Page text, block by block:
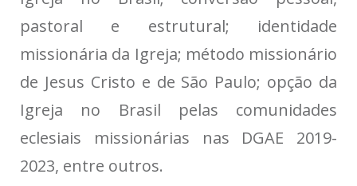
pastoral e estrutural; identidade
missionária da Igreja; método missionário
de Jesus Cristo e de São Paulo; opção da
Igreja no Brasil pelas comunidades
eclesiais missionárias nas DGAE 2019-
2023, entre outros.